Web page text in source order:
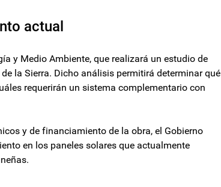
actual
y Medio Ambiente, que realizará un estudio de
la Sierra. Dicho análisis permitirá determinar qué
requerirán un sistema complementario con
y de financiamiento de la obra, el Gobierno
en los paneles solares que actualmente